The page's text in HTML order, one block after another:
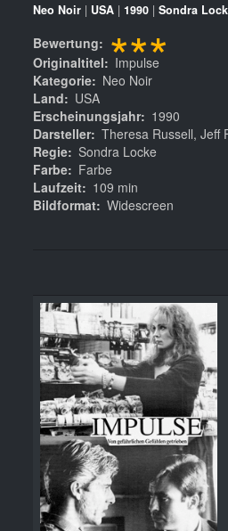
Neo Noir | USA | 1990 | Sondra
Bewertung ***
Originaltitel
Impulse
Kategorie
Neo Noir
Land
USA
Erscheinungsjahr
1990
Darsteller Theresa Russell, Jeff
Regie Sondra Locke
Farbe
Farbe
Laufzeit
109 min
Bildformat Widescreen